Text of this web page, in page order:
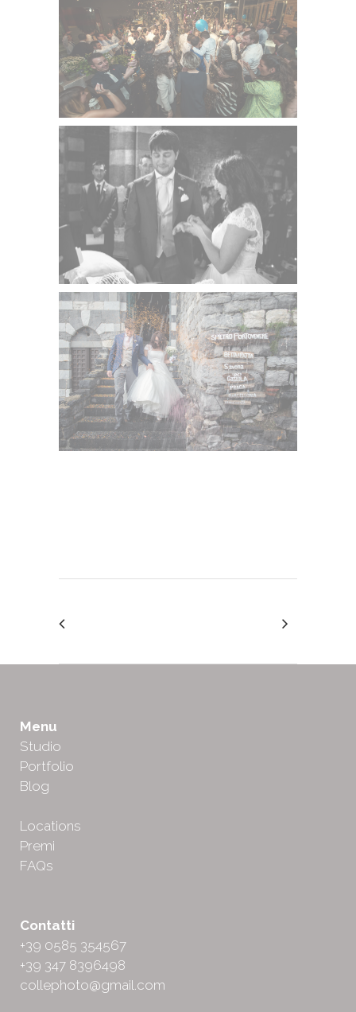
Menu
Studio
Portfolio
Blog
Locations
Premi
FAQs
Contatti
+39 0585 354567
+39 347 8396498
collephoto@gmail.com